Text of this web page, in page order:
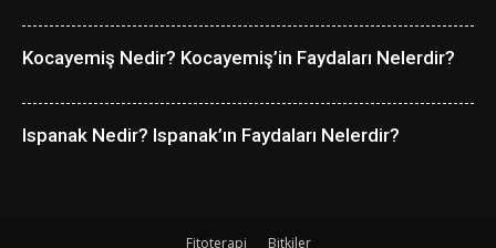
Kocayemiş Nedir? Kocayemiş’in Faydaları Nelerdir?
Ispanak Nedir? Ispanak’ın Faydaları Nelerdir?
Fitoterapi Bitkiler